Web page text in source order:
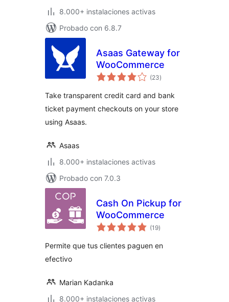
8.000+ instalaciones activas
Probado con 6.8.7
Asaas Gateway for
WooCommerce
(23valoraciones
en
)
Take transparent credit card and bank
ticket payment checkouts on your store
using Asaas.
Asaas
8.000+ instalaciones activas
Probado con 7.0.3
Cash On Pickup for
WooCommerce
(19valoraciones
en
)
Permite que tus clientes paguen en
efectivo
Marian Kadanka
8.000+ instalaciones activas